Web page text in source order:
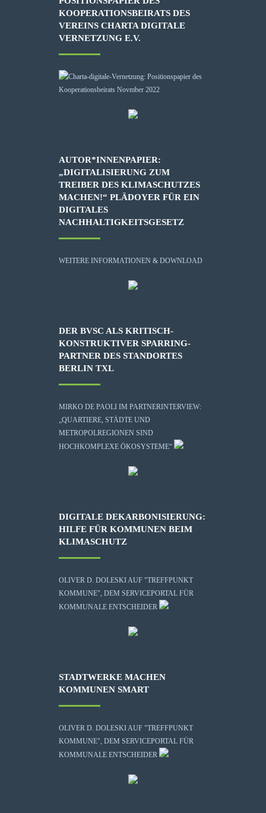
KOOPERATIONSBEIRATS DES
VEREINS CHARTA DIGITALE
VERNETZUNG E.V.
AUTOR*INNENPAPIER:
„DIGITALISIERUNG ZUM
TREIBER DES KLIMASCHUTZES
MACHEN!“ PLÄDOYER FÜR EIN
DIGITALES
NACHHALTIGKEITSGESETZ
WEITERE INFORMATIONEN & DOWNLOAD
DER BVSC ALS KRITISCH-
KONSTRUKTIVER SPARRING-
PARTNER DES STANDORTES
BERLIN TXL
MIRKO DE PAOLI IM PARTNERINTERVIEW:
„QUARTIERE, STÄDTE UND
METROPOLREGIONEN SIND
HOCHKOMPLEXE ÖKOSYSTEME“
DIGITALE DEKARBONISIERUNG:
HILFE FÜR KOMMUNEN BEIM
KLIMASCHUTZ
OLIVER D. DOLESKI AUF "TREFFPUNKT
KOMMUNE", DEM SERVICEPORTAL FÜR
KOMMUNALE ENTSCHEIDER
STADTWERKE MACHEN
KOMMUNEN SMART
OLIVER D. DOLESKI AUF "TREFFPUNKT
KOMMUNE", DEM SERVICEPORTAL FÜR
KOMMUNALE ENTSCHEIDER